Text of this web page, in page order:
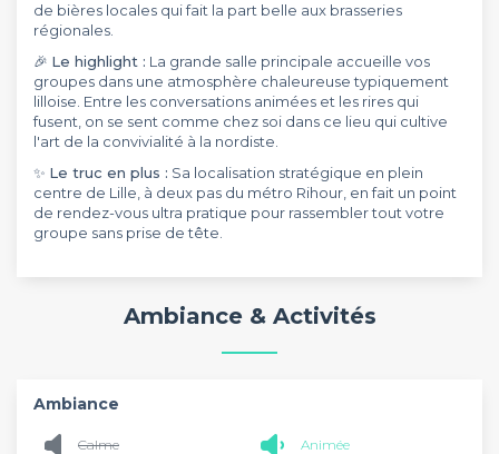
de bières locales qui fait la part belle aux brasseries
régionales.
🎉 Le highlight : La grande salle principale accueille vos
groupes dans une atmosphère chaleureuse typiquement
lilloise. Entre les conversations animées et les rires qui
fusent, on se sent comme chez soi dans ce lieu qui cultive
l'art de la convivialité à la nordiste.
✨ Le truc en plus : Sa localisation stratégique en plein
centre de Lille, à deux pas du métro Rihour, en fait un point
de rendez-vous ultra pratique pour rassembler tout votre
groupe sans prise de tête.
Ambiance & Activités
Ambiance
Calme Animée